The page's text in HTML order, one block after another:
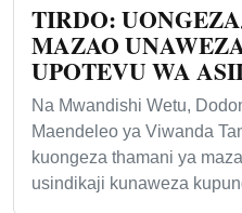
TIRDO:
MAZAO
UPOTEVU WA
Na Mwandishi Wetu,
Maendeleo ya Viwanda
kuongeza thamani ya
usindikaji kunaweza